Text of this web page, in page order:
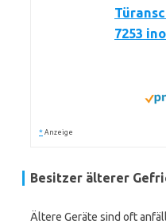
7253
* Anzeige
Besitzer älterer
Ältere Geräte sind oft